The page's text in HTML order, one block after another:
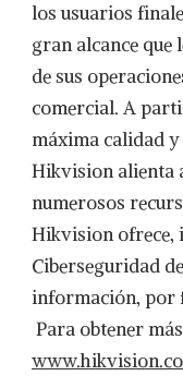
los usuarios
gran alcance
de sus
comercial. A
máxima calidad
Hikvision alienta
numerosos
Hikvision ofrece,
Ciberseguridad
información, por
Para obtener